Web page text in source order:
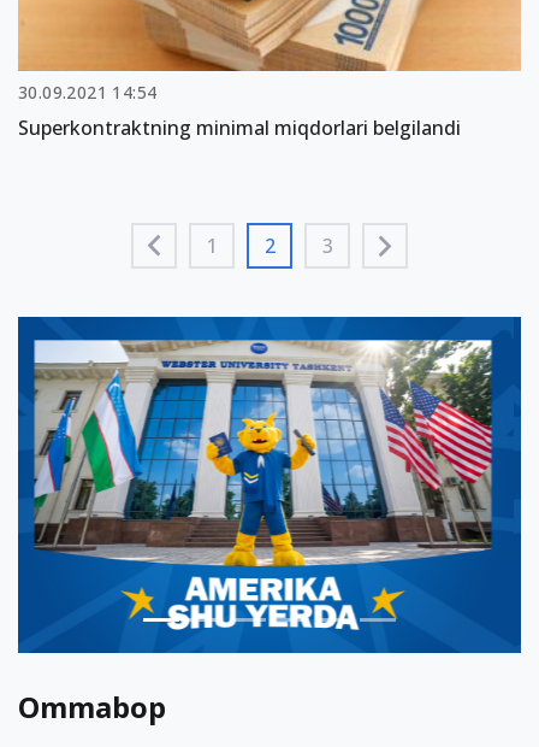
30.09.2021 14:54
Superkontraktning minimal miqdorlari belgilandi
1 2 3
Ommabop